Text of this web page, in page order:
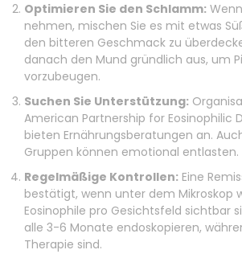
Optimieren Sie den Schlamm:
nehmen, mischen Sie es mit etwas
den bitteren Geschmack zu
danach den Mund gründlich aus, um
vorzubeugen.
Suchen Sie Unterstützung:
American Partnership for Eosinophilic
bieten Ernährungsberatungen an.
Gruppen können emotional entlasten.
Regelmäßige Kontrollen: Eine
bestätigt, wenn unter dem Mikroskop
Eosinophile pro Gesichtsfeld sichtbar
alle 3-6 Monate endoskopieren,
Therapie sind.